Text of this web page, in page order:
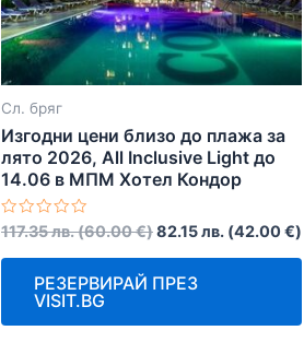
Сл. бряг
Изгодни цени близо до плажа за
лято 2026, All Inclusive Light до
14.06 в МПМ Хотел Кондор
Оценено
с
0
117.35лв.(60.00€)82.15лв. (42.00€)
РЕЗЕРВИРАЙ ПРЕЗ
VISIT.BG